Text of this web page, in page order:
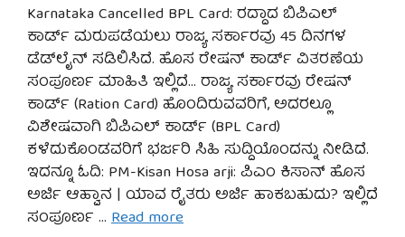
Karnataka Cancelled BPL Card: ರದ್ದಾದ ಬಿಪಿಎಲ್
ಕಾರ್ಡ್ ಮರುಪಡೆಯಲು ರಾಜ್ಯ ಸರ್ಕಾರವು 45 ದಿನಗಳ
ಡೆಡ್‌ಲೈನ್ ಸಡಿಲಿಸಿದೆ. ಹೊಸ ರೇಷನ್ ಕಾರ್ಡ್ ವಿತರಣೆಯ
ಸಂಪೂರ್ಣ ಮಾಹಿತಿ ಇಲ್ಲಿದೆ… ರಾಜ್ಯ ಸರ್ಕಾರವು ರೇಷನ್
ಕಾರ್ಡ್ (Ration Card) ಹೊಂದಿರುವವರಿಗೆ, ಅದರಲ್ಲೂ
ವಿಶೇಷವಾಗಿ ಬಿಪಿಎಲ್ ಕಾರ್ಡ್ (BPL Card)
ಕಳೆದುಕೊಂಡವರಿಗೆ ಭರ್ಜರಿ ಸಿಹಿ ಸುದ್ದಿಯೊಂದನ್ನು ನೀಡಿದೆ.
ಇದನ್ನೂ ಓದಿ: PM-Kisan Hosa arji: ಪಿಎಂ ಕಿಸಾನ್ ಹೊಸ
ಅರ್ಜಿ ಆಹ್ವಾನ | ಯಾವ ರೈತರು ಅರ್ಜಿ ಹಾಕಬಹುದು? ಇಲ್ಲಿದೆ
ಸಂಪೂರ್ಣ … Read more